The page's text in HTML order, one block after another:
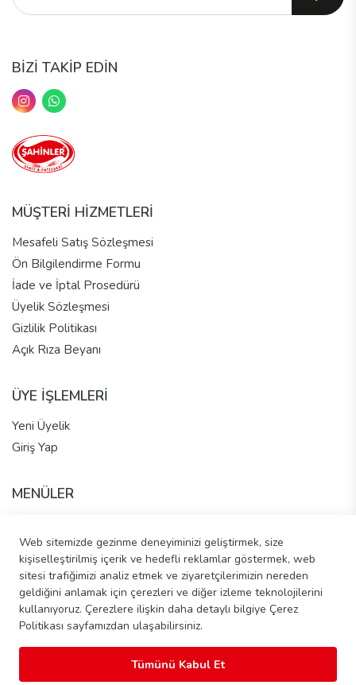
Web sitemizde gezinme deneyiminizi geliştirmek, size
kişiselleştirilmiş içerik ve hedefli reklamlar göstermek, web
sitesi trafiğimizi analiz etmek ve ziyaretçilerimizin nereden
geldiğini anlamak için çerezleri ve diğer izleme teknolojilerini
kullanıyoruz. Çerezlere ilişkin daha detaylı bilgiye Çerez
Politikası sayfamızdan ulaşabilirsiniz.
Tümünü Kabul Et
BİZİ TAKİP EDİN
MÜŞTERİ HİZMETLERİ
Mesafeli Satış Sözleşmesi
Ön Bilgilendirme Formu
İade ve İptal Prosedürü
Üyelik Sözleşmesi
Gizlilik Politikası
Açık Rıza Beyanı
ÜYE İŞLEMLERİ
Yeni Üyelik
Giriş Yap
MENÜLER
Hakkımızda
Tüm Ürünler
İletişim - Pasta Talep Et
Banka Hesap Bilgileri